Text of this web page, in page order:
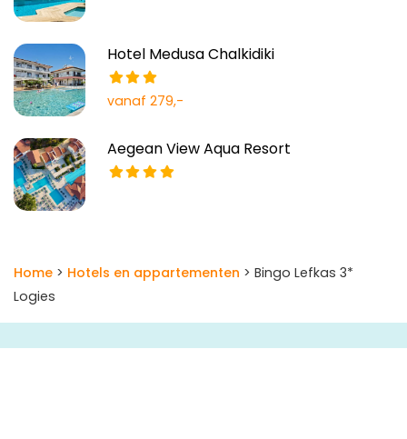
Hotel Medusa Chalkidiki
vanaf 279,-
Aegean View Aqua Resort
Home > Hotels en appartementen > Bingo Lefkas 3*
Logies